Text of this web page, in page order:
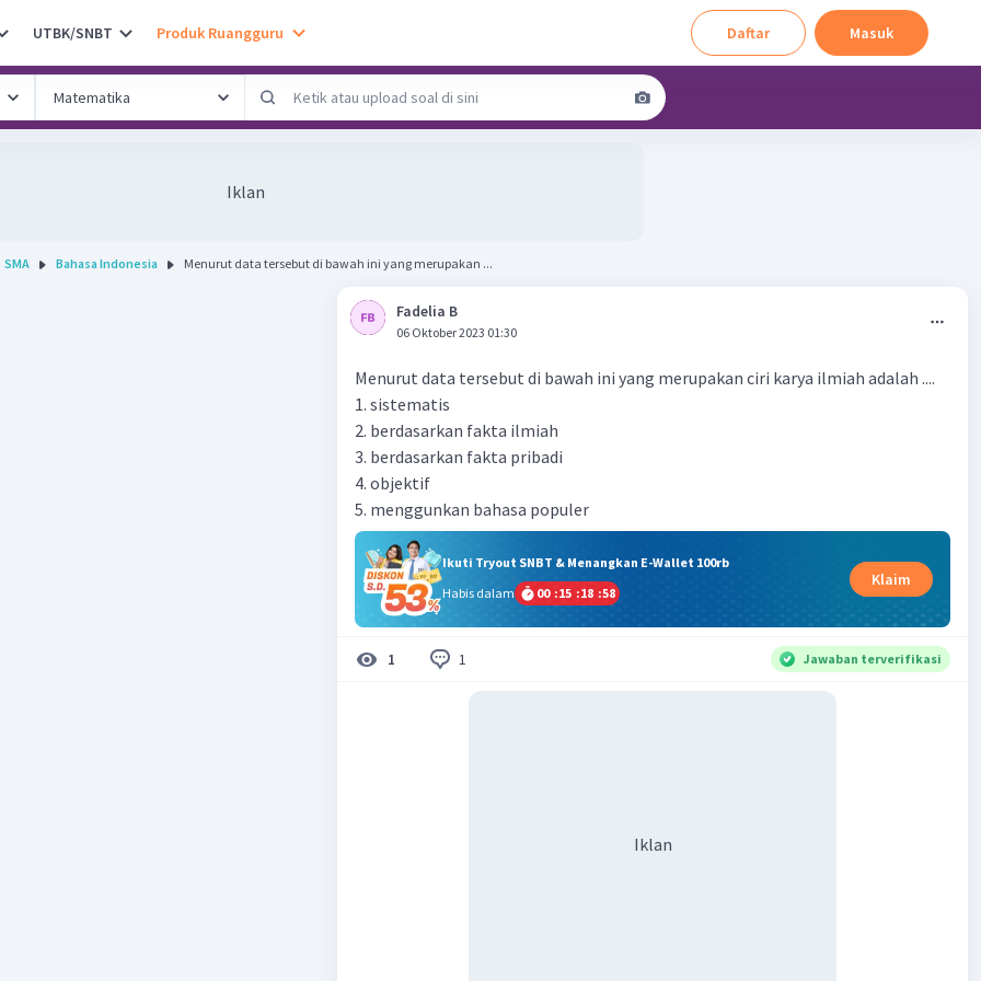
UTBK/SNBT Produk Ruangguru Daftar Masuk
Iklan
SMA Bahasa Indonesia Menurut data tersebut di bawah ini yang merupakan ...
Fadelia B
06 Oktober 2023 01:30
Menurut data tersebut di bawah ini yang merupakan ciri karya ilmiah adalah ....
1. sistematis
2. berdasarkan fakta ilmiah
3. berdasarkan fakta pribadi
4. objektif
5. menggunkan bahasa populer
Ikuti Tryout SNBT & Menangkan E-Wallet 100rb
Habis dalam
00 :15 :18 :58
Klaim
1 1 Jawaban terverifikasi
Iklan